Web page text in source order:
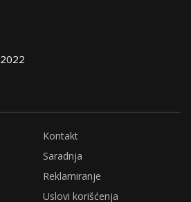
2022
Kontakt
Saradnja
Reklamiranje
Uslovi korišćenja